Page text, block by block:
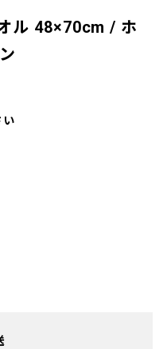
ル 48×70cm / ホ
い